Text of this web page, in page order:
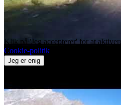
Klik på 'Jeg accepterer' for at
Cookie-politik
Jeg er enig